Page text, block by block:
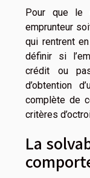
Pour que le
emprunteur
qui rentrent
définir si
crédit ou
d’obtention
complète de
critères
La